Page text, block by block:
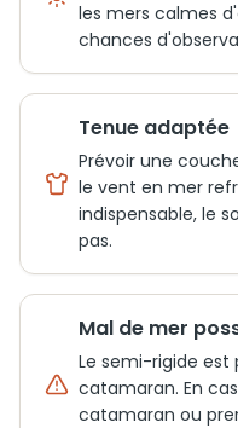
les mers calmes
chances
Tenue adaptée
Prévoir une
le vent en mer
indispensable, le
pas.
Mal de mer
Le semi-rigide est
catamaran. En
catamaran ou